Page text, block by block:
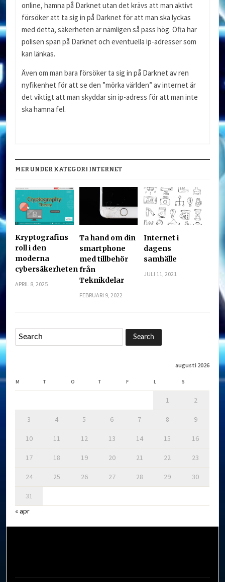
online, hamna på Darknet utan det krävs att man aktivt
försöker att ta sig in på Darknet för att man ska lyckas
med detta, säkerheten är nämligen så pass hög. Ofta har
polisen span på Darknet och eventuella ip-adresser som
kan länkas.
Även om man bara försöker ta sig in på Darknet av ren
nyfikenhet för att se den ”mörka världen” av internet är
det viktigt att man skyddar sin ip-adress för att man inte
ska hamna fel.
MER UNDER KATEGORI INTERNET
Kryptografins
roll i den
moderna
cybersäkerheten
APRIL 8, 2025
Ta hand om din
smartphone
med tillbehör
från
Teknikdelar
FEBRUARI 9, 2022
Internet i
dagens
samhälle
JULI 11, 2021
augusti 2026
M T O T F L S
1 2
3 4 5 6 7 8 9
10 11 12 13 14 15 16
17 18 19 20 21 22 23
24 25 26 27 28 29 30
31
« apr